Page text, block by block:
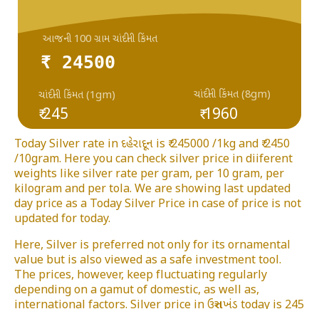
₹ 24500
₹ 245
ચાંદીની કિંમત (1gm) ચાંદીની કિંમત (8gm)
આજની 100 ગ્રામ ચાંદીની કિંમત
₹ 1960
Today Silver rate in દહેરાદૂન is ₹ 245000 /1kg and ₹ 2450
/10gram. Here you can check silver price in diiferent
weights like silver rate per gram, per 10 gram, per
kilogram and per tola. We are showing last updated
day price as a Today Silver Price in case of price is not
updated for today.
Here, Silver is preferred not only for its ornamental
value but is also viewed as a safe investment tool.
The prices, however, keep fluctuating regularly
depending on a gamut of domestic, as well as,
international factors. Silver price in ઉત્તરાખંડ today is 245